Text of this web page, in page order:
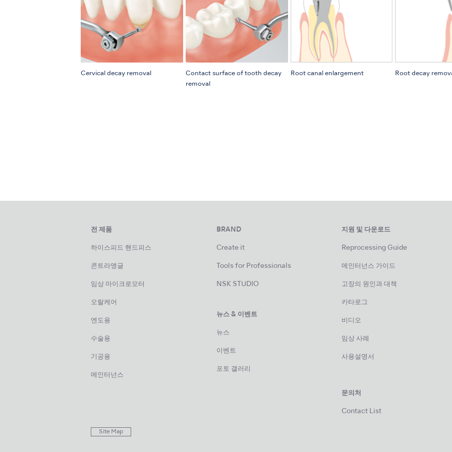
Cervical decay removal
Contact surface of tooth decay
removal
Root canal enlargement Root decay
전 제품
하이스피드 핸드피스
콘트라앵글
임상 마이크로모터
오랄케어
엔도용
수술용
기공용
메인터넌스
Site Map
BRAND
Create it
Tools for Professionals
NSK STUDIO
뉴스 & 이벤트
뉴스
이벤트
포토 갤러리
지원 및 다운로드
Reprocessing Guide
메인터넌스 가이드
고장의 원인과 대책
카타로그
비디오
임상 사례
사용설명서
문의처
Contact List